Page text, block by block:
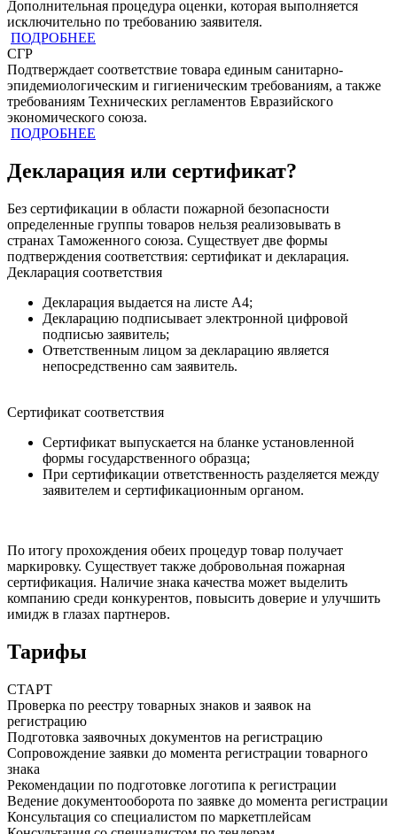
Дополнительная процедура оценки, которая выполняется
исключительно по требованию заявителя.
ПОДРОБНЕЕ
СГР
Подтверждает соответствие товара единым санитарно-
эпидемиологическим и гигиеническим требованиям, а также
требованиям Технических регламентов Евразийского
экономического союза.
ПОДРОБНЕЕ
Декларация или сертификат?
Без сертификации в области пожарной безопасности
определенные группы товаров нельзя реализовывать в
странах Таможенного союза. Существует две формы
подтверждения соответствия: сертификат и декларация.
Декларация соответствия
Декларация выдается на листе А4;
Декларацию подписывает электронной цифровой
подписью заявитель;
Ответственным лицом за декларацию является
непосредственно сам заявитель.
Сертификат соответствия
Сертификат выпускается на бланке установленной
формы государственного образца;
При сертификации ответственность разделяется между
заявителем и сертификационным органом.
По итогу прохождения обеих процедур товар получает
маркировку. Существует также добровольная пожарная
сертификация. Наличие знака качества может выделить
компанию среди конкурентов, повысить доверие и улучшить
имидж в глазах партнеров.
Тарифы
СТАРТ
Проверка по реестру товарных знаков и заявок на
регистрацию
Подготовка заявочных документов на регистрацию
Сопровождение заявки до момента регистрации товарного
знака
Рекомендации по подготовке логотипа к регистрации
Ведение документооборота по заявке до момента регистрации
Консультация со специалистом по маркетплейсам